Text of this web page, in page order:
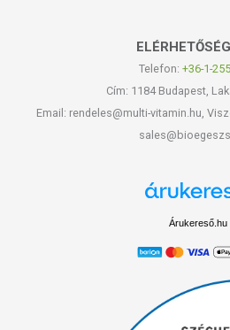
Telefon: +36-1-
Cím: 1184 Budapest,
Email: rendeles@multi-vitamin.hu,
Árukereső.hu